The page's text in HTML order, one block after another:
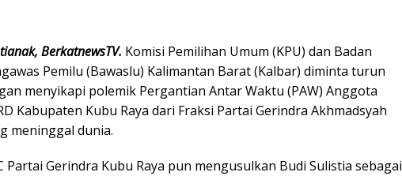
BerkatnewsTV. Komisi Pemilihan Umum (KPU) dan Badan
Pemilu (Bawaslu) Kalimantan Barat (Kalbar) diminta turun
menyikapi polemik Pergantian Antar Waktu (PAW) Anggota
Kabupaten Kubu Raya dari Fraksi Partai Gerindra Akhmadsyah
meninggal dunia.
Partai Gerindra Kubu Raya pun mengusulkan Budi Sulistia sebagai